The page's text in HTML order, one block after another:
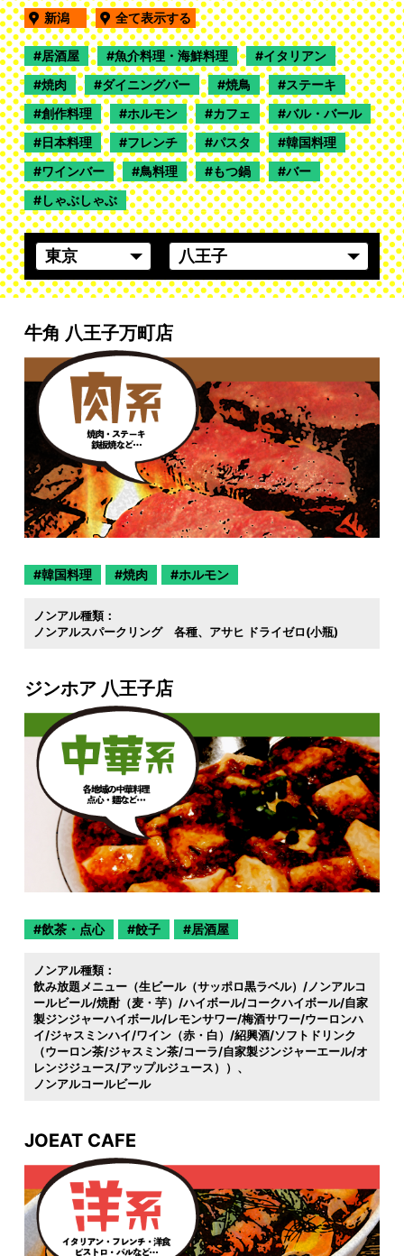
新潟
全て表示する
居酒屋 魚介料理・海鮮料理
イタリアン
焼肉
ダイニングバー 焼鳥
ステーキ
創作料理
ホルモン カフェ
バル・バール
日本料理
フレンチ パスタ
韓国料理
ワインバー
鳥料理 もつ鍋
バー
しゃぶしゃぶ
牛角 八王子万町店
韓国料理 焼肉 ホルモン
ノンアル種類：
ノンアルスパークリング 各種
アサヒ ドライゼロ(小瓶)
ジンホア 八王子店
飲茶・点心 餃子 居酒屋
ノンアル種類：
飲み放題メニュー（生ビール（サッポロ黒ラベル）/ノンアルコ
ールビール/焼酎（麦・芋）/ハイボール/コークハイボール/自家
製ジンジャーハイボール/レモンサワー/梅酒サワー/ウーロンハ
イ/ジャスミンハイ/ワイン（赤・白）/紹興酒/ソフトドリンク
（ウーロン茶/ジャスミン茶/コーラ/自家製ジンジャーエール/オ
レンジジュース/アップルジュース））
ノンアルコールビール
JOEAT CAFE